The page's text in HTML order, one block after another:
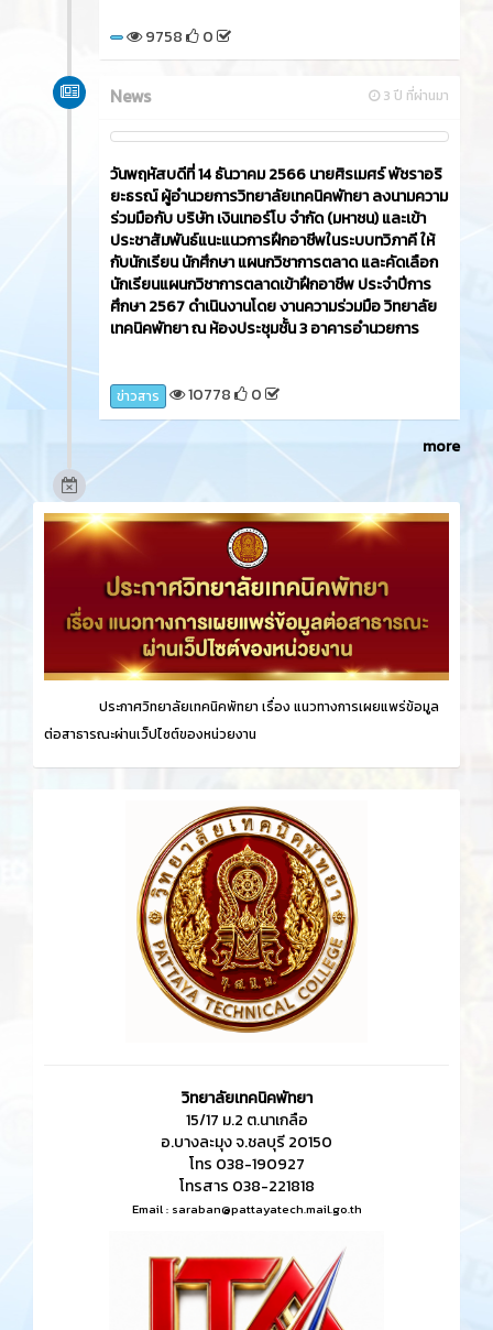
พระพุทธศาสนา และนำไปใช้ในการดำรงชีวิต ดำเนิน
ข่าวสาร 10540 0
3 ปี ที่ผ่านมา
Article
วันศุกร์ที่ 15 ธันวาคม 2566​ นายศิรเมศร์ พัชราอริยะ
ธรณ์ ผู้อำนวยการวิทยาลัยเทคนิคพัทยา พร้อมด้วยครู
และนักเรียนนักศึกษา เข้าร่วมกิจกรรม โครงการอนุรักษ์
นาท้องถิ่น ปลูกข้าวไว้กิน พื้นแผ่นดินบรรพบุรุษ
กิจกรรมครั้งนี้ นักเรียน นักศึกษา ได้เรียนรู้เกี่ยวกับวิถี
ชาวนา วิถีชุมชน ณ ศูนย์การเรียนรู้วิถีขาวนา ภูมิปัญญา
ชุมชน ต.หนองปลาไหล อ.บางละมุง จ.ชลบุรี
9758 0
News
วันพฤหัสบดีที่ 14 ธันวาคม 2566​ นายศิรเมศร์ พัชราอริ
ยะธรณ์ ผู้อำนวยการวิทยาลัยเทคนิคพัทยา ลงนามความ
ร่วมมือกับ บริษัท เงินเทอร์โบ จำกัด (มหาชน) และเข้า
ประชาสัมพันธ์แนะแนวการฝึกอาชีพในระบบทวิภาคี ให้
กับนักเรียน นักศึกษา แผนกวิชาการตลาด และคัดเลือก
ศึกษา 2567 ดำเนินงานโดย งานความร่วมมือ วิทยาลัย
ข่าวสาร 10778 0
ประกาศวิทยาลัยเทคนิคพัทยา เรื่องแนวทางการเผยแพร่ข้อมูล